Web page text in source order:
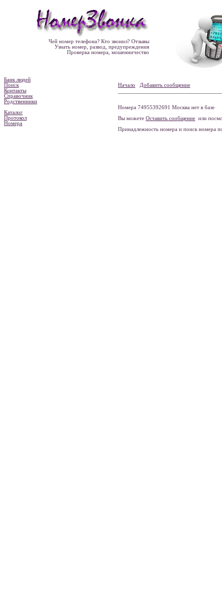
Чей номер телефона? Кто звонил? Отзывы
Узнать номер, развод, предупреждения
Проверка номера, мошенничество
Банк людей
Поиск
Контакты
Справочник
Родственники
Каталог
Протокол
Номера
Начало Добавить сообщение
Номера 74955392691 Москва нет в базе
Вы можете Оставить сообщение или
Принадлежность номера и поиск номера